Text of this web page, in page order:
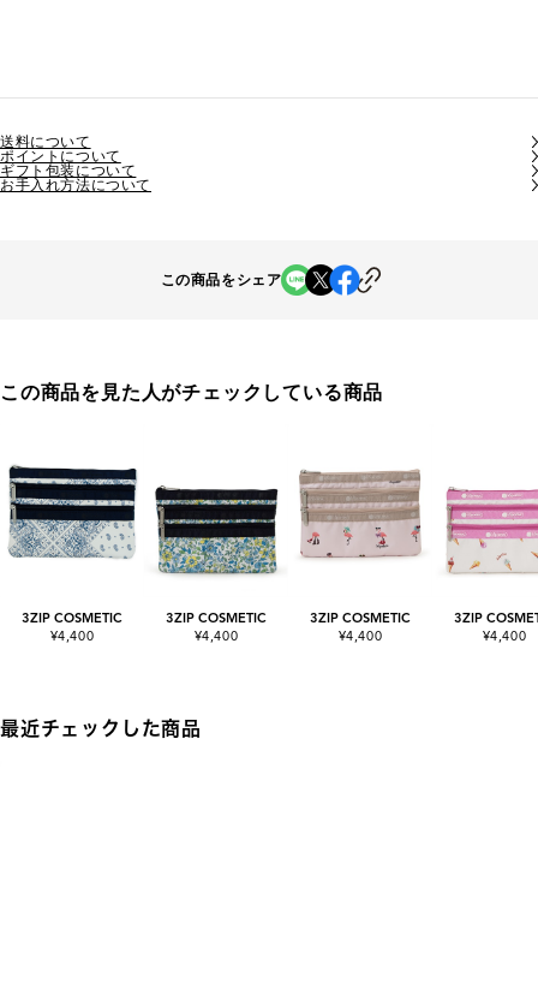
送料について
ポイントについて
ギフト包装について
お手入れ方法について
この商品をシェア
この商品を見た人がチェックしている商品
3ZIP COSMETIC
¥4,400
3ZIP COSMETIC
¥4,400
3ZIP COSMETIC
¥4,400
3ZIP
¥4,400
最近チェックした商品